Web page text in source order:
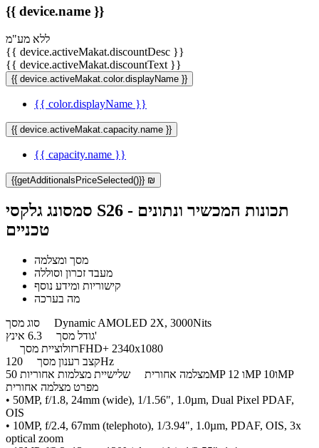
{{ device.name }}
ללא מע"מ
{{ device.activeMakat.discountDesc }}
{{ device.activeMakat.discountText }}
{{ device.activeMakat.color.displayName }}
{{ color.displayName }}
{{ device.activeMakat.capacity.name }}
{{ capacity.name }}
{{getAdditionalsPriceSelected()}} ₪
סמסונג גלקסי S26 - תכונות המכשיר ונתונים
טכניים
מסך ומצלמה
מעבד זכרון וסוללה
קישוריות ומידע נוסף
מה בערכה
סוג מסך Dynamic AMOLED 2X, 3000Nits
גודל מסך6.3 אינץ'
רזולוציית מסך‏FHD+ 2340x1080
קצב רענון מסך120Hz
מצלמה אחורית
שלישיית מצלמות אחוריות 50MP ו 12MP ו10MP
מפרט מצלמה אחורית
• 50MP, f/1.8, 24mm (wide), 1/1.56", 1.0µm, Dual Pixel PDAF,
OIS
• 10MP, f/2.4, 67mm (telephoto), 1/3.94", 1.0µm, PDAF, OIS, 3x
optical zoom